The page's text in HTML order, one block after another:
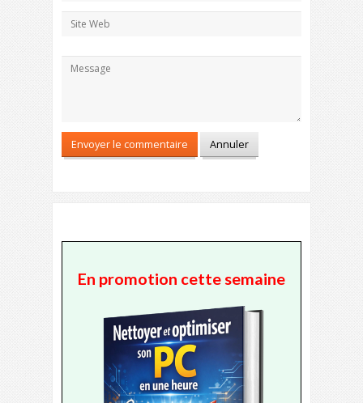
En promotion cette semaine